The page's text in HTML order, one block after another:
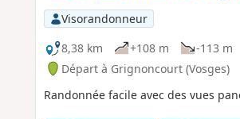
Visorandonneur
8,38 km
+108 m -113 m
Départ à Grignoncourt (Vosges)
Randonnée facile avec des vues